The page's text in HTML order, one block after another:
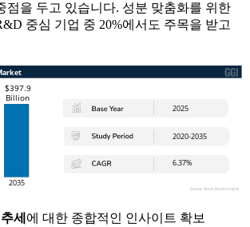
점을 두고 있습니다. 성분 맞춤화를 위한
중심 기업 중 20%에서도 주목을 받고
세 에 대한 종합적인 인사이트 확보